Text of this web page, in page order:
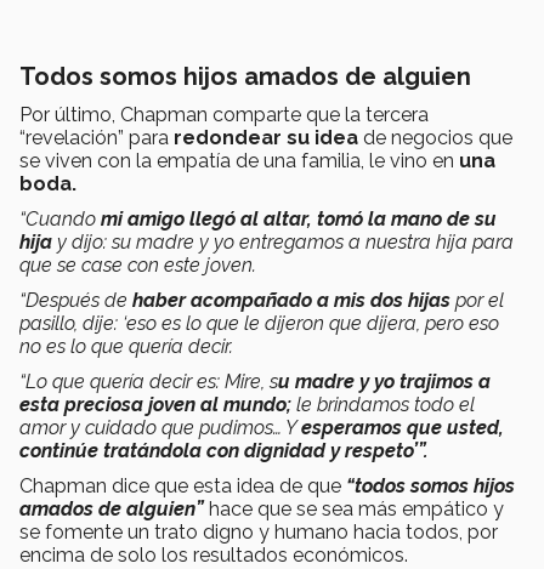
Todos somos hijos amados de alguien
Por último, Chapman comparte que la tercera
“revelación” para redondear su idea de negocios que
se viven con la empatía de una familia, le vino en una
boda.
“Cuando mi amigo llegó al altar, tomó la mano de su
hija y dijo: su madre y yo entregamos a nuestra hija para
que se case con este joven.
“Después de haber acompañado a mis dos hijas por el
pasillo, dije: ‘eso es lo que le dijeron que dijera, pero eso
no es lo que quería decir.
“Lo que quería decir es: Mire, su madre y yo trajimos a
esta preciosa joven al mundo; le brindamos todo el
amor y cuidado que pudimos… Yesperamos que usted,
continúe tratándola con dignidad y respeto’”.
Chapman dice que esta idea de que “todos somos hijos
amados de alguien” hace que se sea más empático y
se fomente un trato digno y humano hacia todos, por
encima de solo los resultados económicos.